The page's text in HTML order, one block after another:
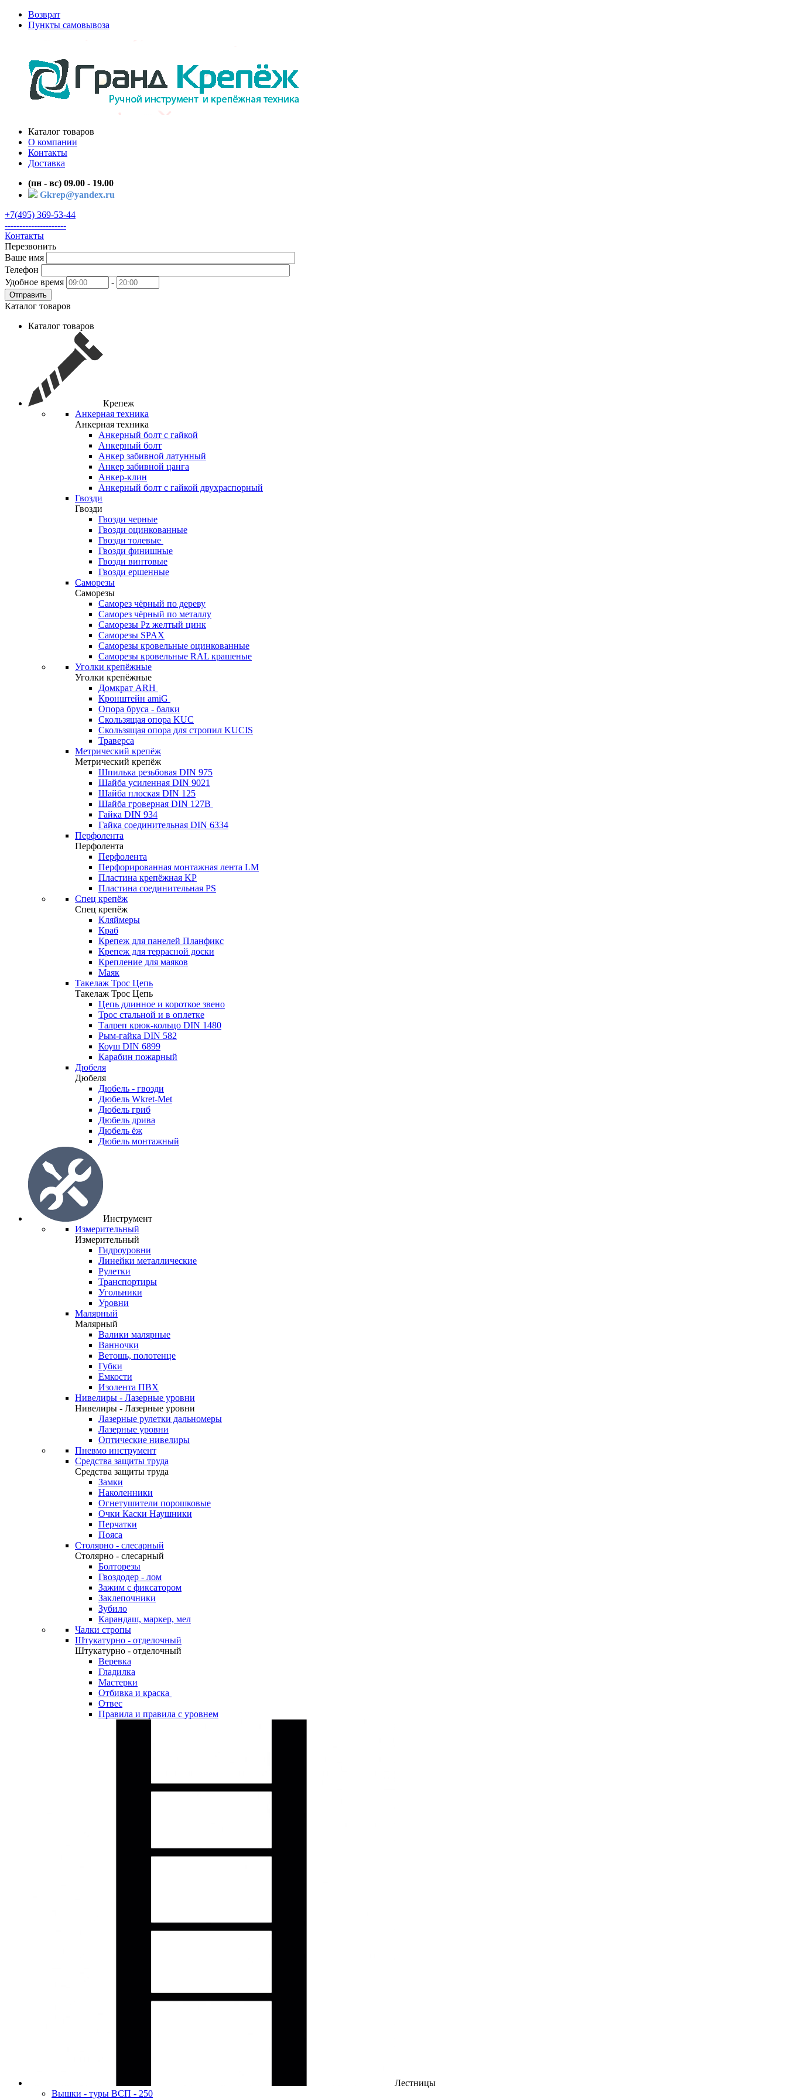
Возврат
Пункты самовывоза
Каталог товаров
О компании
Контакты
Доставка
(пн - вс) 09.00 - 19.00
Gkrep@yandex.ru
+7(495) 369-53-44
---------------------
Контакты
Перезвонить
Ваше имя
Телефон
Удобное время
-
Отправить
Каталог товаров
Каталог товаров
Крепеж
Анкерная техника
Анкерная техника
Анкерный болт с гайкой
Анкерный болт
Анкер забивной латунный
Анкер забивной цанга
Анкер-клин
Анкерный болт с гайкой двухраспорный
Гвозди
Гвозди
Гвозди черные
Гвозди оцинкованные
Гвозди толевые
Гвозди финишные
Гвозди винтовые
Гвозди ершенные
Саморезы
Саморезы
Саморез чёрный по дереву
Саморез чёрный по металлу
Саморезы Pz желтый цинк
Саморезы SPAX
Саморезы кровельные оцинкованные
Саморезы кровельные RAL крашеные
Уголки крепёжные
Уголки крепёжные
Домкрат ARH
Кронштейн amiG
Опора бруса - балки
Скользящая опора KUC
Скользящая опора для стропил KUCIS
Траверса
Метрический крепёж
Метрический крепёж
Шпилька резьбовая DIN 975
Шайба усиленная DIN 9021
Шайба плоская DIN 125
Шайба гроверная DIN 127B
Гайка DIN 934
Гайка соединительная DIN 6334
Перфолента
Перфолента
Перфолента
Перфорированная монтажная лента LM
Пластина крепёжная KP
Пластина соединительная PS
Спец крепёж
Спец крепёж
Кляймеры
Краб
Крепеж для панелей Планфикс
Крепеж для террасной доски
Крепление для маяков
Маяк
Такелаж Трос Цепь
Такелаж Трос Цепь
Цепь длинное и короткое звено
Трос стальной и в оплетке
Талреп крюк-кольцо DIN 1480
Рым-гайка DIN 582
Коуш DIN 6899
Карабин пожарный
Дюбеля
Дюбеля
Дюбель - гвозди
Дюбель Wkret-Met
Дюбель гриб
Дюбель дрива
Дюбель ёж
Дюбель монтажный
Инструмент
Измерительный
Измерительный
Гидроуровни
Линейки металлические
Рулетки
Транспортиры
Угольники
Уровни
Малярный
Малярный
Валики малярные
Ванночки
Ветошь, полотенце
Губки
Емкости
Изолента ПВХ
Нивелиры - Лазерные уровни
Нивелиры - Лазерные уровни
Лазерные рулетки дальномеры
Лазерные уровни
Оптические нивелиры
Пневмо инструмент
Средства защиты труда
Средства защиты труда
Замки
Наколенники
Огнетушители порошковые
Очки Каски Наушники
Перчатки
Пояса
Столярно - слесарный
Столярно - слесарный
Болторезы
Гвоздодер - лом
Зажим с фиксатором
Заклепочники
Зубило
Карандаш, маркер, мел
Чалки стропы
Штукатурно - отделочный
Штукатурно - отделочный
Веревка
Гладилка
Мастерки
Отбивка и краска
Отвес
Правила и правила с уровнем
Лестницы
Вышки - туры ВСП - 250